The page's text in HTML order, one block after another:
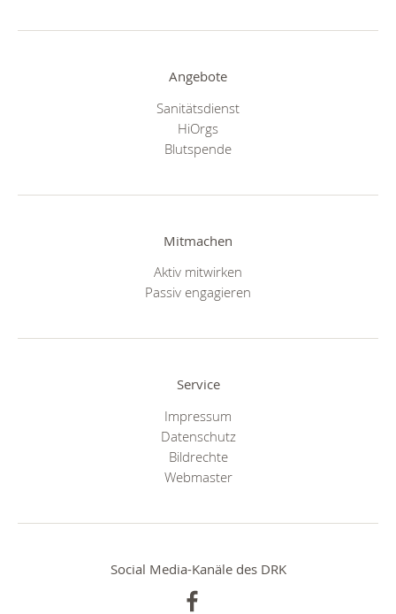
Angebote
Sanitätsdienst
HiOrgs
Blutspende
Mitmachen
Aktiv mitwirken
Passiv engagieren
Service
Impressum
Datenschutz
Bildrechte
Webmaster
Social Media-Kanäle des DRK